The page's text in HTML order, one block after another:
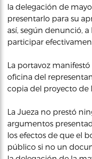
la delegación de
presentarlo para su
así, según denunció,
participar
La portavoz
oficina del
copia del proyecto de
La Jueza no prestó
argumentos
los efectos de que el
público si no un